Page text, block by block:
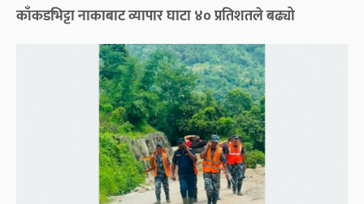
काँकडभिट्टा नाकाबाट व्यापार घाटा ४० प्रतिशतले बढ्यो